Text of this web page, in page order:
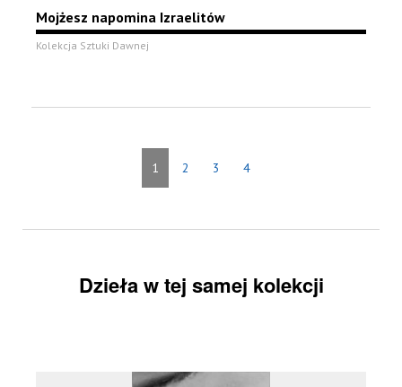
Mojżesz napomina Izraelitów
Kolekcja Sztuki Dawnej
1 2 3 4
Dzieła w tej samej kolekcji